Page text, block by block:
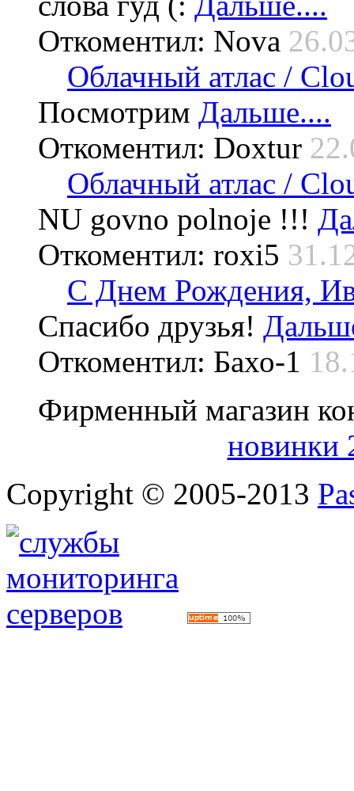
Откоментил: Nova
Облачный атлас /
Посмотрим Дальше....
Откоментил: Doxtur
Облачный атлас /
NU govno polnoje !!!
Откоментил: roxi5
С Днем Рождения,
Спасибо друзья!
Откоментил: Бахо-1
Фирменный магазин
новинки
Copyright © 2005-2013